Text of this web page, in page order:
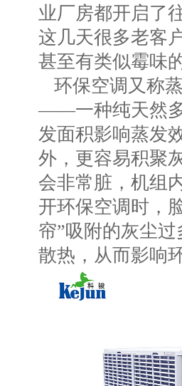
业厂房都开启了
这几天很多老客
甚至有类似霉味
环保空调又称
——一种纯天然多
发面积影响蒸发
外，更容易积聚
会非常脏，机组
开环保空调时，
帘”吸附的灰尘
散热，从而影响